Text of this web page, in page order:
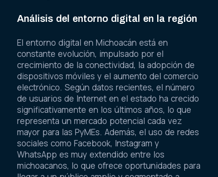
Análisis del entorno digital en la región
El entorno digital en Michoacán está en
constante evolución, impulsado por el
crecimiento de la conectividad, la adopción de
dispositivos móviles y el aumento del comercio
electrónico. Según datos recientes, el número
de usuarios de Internet en el estado ha crecido
significativamente en los últimos años, lo que
representa un mercado potencial cada vez
mayor para las PyMEs. Además, el uso de redes
sociales como Facebook, Instagram y
WhatsApp es muy extendido entre los
michoacanos, lo que ofrece oportunidades para